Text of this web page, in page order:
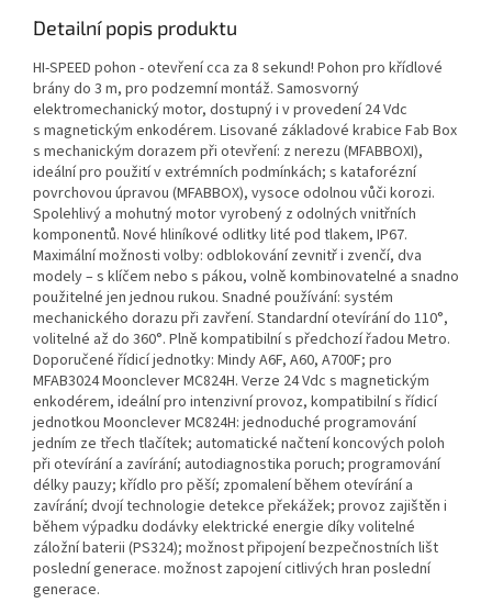
Detailní popis produktu
HI-SPEED pohon - otevření cca za 8 sekund! Pohon pro křídlové
brány do 3 m, pro podzemní montáž. Samosvorný
elektromechanický motor, dostupný i v provedení 24 Vdc
s magnetickým enkodérem. Lisované základové krabice Fab Box
s mechanickým dorazem při otevření: z nerezu (MFABBOXI),
ideální pro použití v extrémních podmínkách; s kataforézní
povrchovou úpravou (MFABBOX), vysoce odolnou vůči korozi.
Spolehlivý a mohutný motor vyrobený z odolných vnitřních
komponentů. Nové hliníkové odlitky lité pod tlakem, IP67.
Maximální možnosti volby: odblokování zevnitř i zvenčí, dva
modely – s klíčem nebo s pákou, volně kombinovatelné a snadno
použitelné jen jednou rukou. Snadné používání: systém
mechanického dorazu při zavření. Standardní otevírání do 110°,
volitelné až do 360°. Plně kompatibilní s předchozí řadou Metro.
Doporučené řídicí jednotky: Mindy A6F, A60, A700F; pro
MFAB3024 Moonclever MC824H. Verze 24 Vdc s magnetickým
enkodérem, ideální pro intenzivní provoz, kompatibilní s řídicí
jednotkou Moonclever MC824H: jednoduché programování
jedním ze třech tlačítek; automatické načtení koncových poloh
při otevírání a zavírání; autodiagnostika poruch; programování
délky pauzy; křídlo pro pěší; zpomalení během otevírání a
zavírání; dvojí technologie detekce překážek; provoz zajištěn i
během výpadku dodávky elektrické energie díky volitelné
záložní baterii (PS324); možnost připojení bezpečnostních lišt
poslední generace. možnost zapojení citlivých hran poslední
generace.